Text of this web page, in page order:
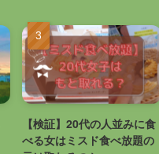
【検証】20代の人並みに食
べる女はミスド食べ放題の